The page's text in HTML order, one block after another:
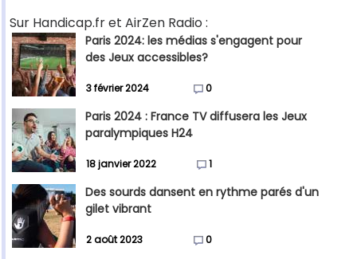
Sur Handicap.fr et AirZen Radio :
Paris 2024: les médias s'engagent pour
des Jeux accessibles?
3 février 2024 0
Paris 2024 : France TV diffusera les Jeux
paralympiques H24
18 janvier 2022 1
Des sourds dansent en rythme parés d'un
gilet vibrant
2 août 2023 0